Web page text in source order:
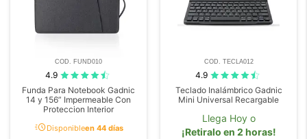
COD. FUND010
4.9
Funda Para Notebook Gadnic
14 y 156” Impermeable Con
Proteccion Interior
acuteDisponibleen 44 días
COD. TECLA012
4.9
Teclado Inalámbrico Gadnic
Mini Universal Recargable
Llega Hoy o
¡Retiralo en 2 horas!